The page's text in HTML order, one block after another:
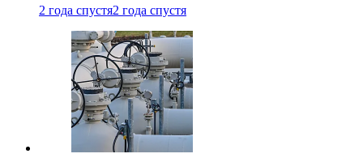
2 года спустя2 года спустя